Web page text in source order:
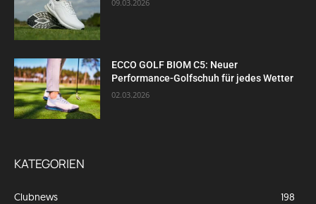
09.03.2026
ECCO GOLF BIOM C5: Neuer
Performance-Golfschuh für jedes Wetter
02.03.2026
KATEGORIEN
Clubnews
198